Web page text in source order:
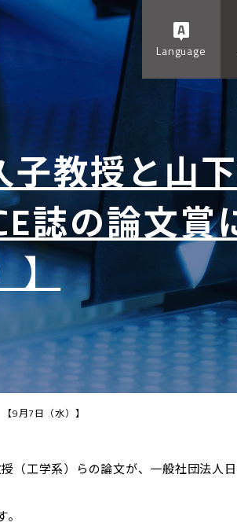
Language
教授と山
誌の論文賞
】
9月7日（水）】
（工学系）らの論文が、一般社団法人